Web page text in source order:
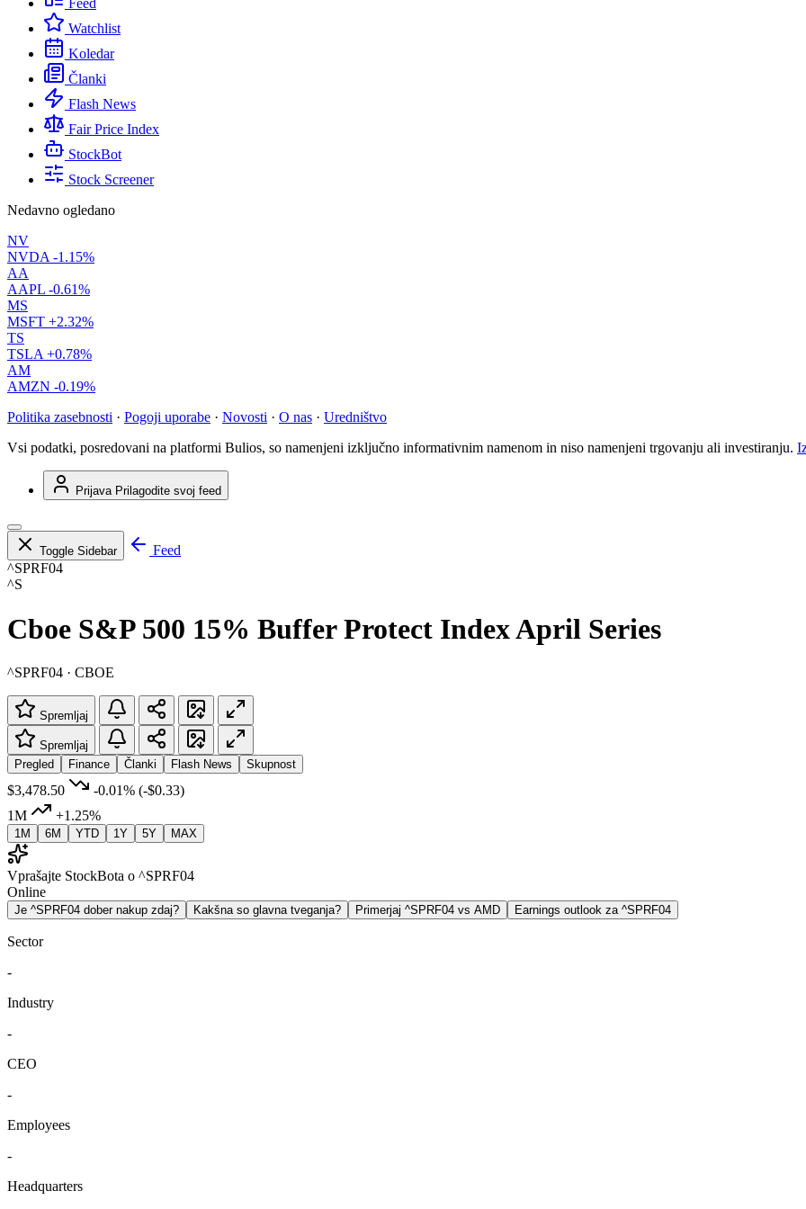
Feed
Watchlist
Koledar
Članki
Flash News
Fair Price Index
StockBot
Stock Screener
Nedavno ogledano
NV
NVDA -1.15%
AA
AAPL -0.61%
MS
MSFT +2.32%
TS
TSLA +0.78%
AM
AMZN -0.19%
Politika zasebnosti · Pogoji uporabe · Novosti · O nas · Uredništvo
Vsi podatki, posredovani na platformi Bulios, so namenjeni izključno informativnim namenom in niso namenjeni trgovanju ali investiranju.
Prijava Prilagodite svoj feed
Toggle Sidebar
Feed
^SPRF04
^S
Cboe S&P 500 15% Buffer Protect Index April Series
^SPRF04 · CBOE
Spremljaj
Spremljaj
Pregled
Finance Članki Flash News Skupnost
$3,478.50 -0.01% (-$0.33)
1M
+1.25%
1M 6M YTD 1Y 5Y MAX
Vprašajte StockBota o ^SPRF04
Online
Je ^SPRF04 dober nakup zdaj? Kakšna so glavna tveganja? Primerjaj ^SPRF04 vs AMD Earnings outlook za ^SPRF04
Sector
-
Industry
-
CEO
-
Employees
-
Headquarters